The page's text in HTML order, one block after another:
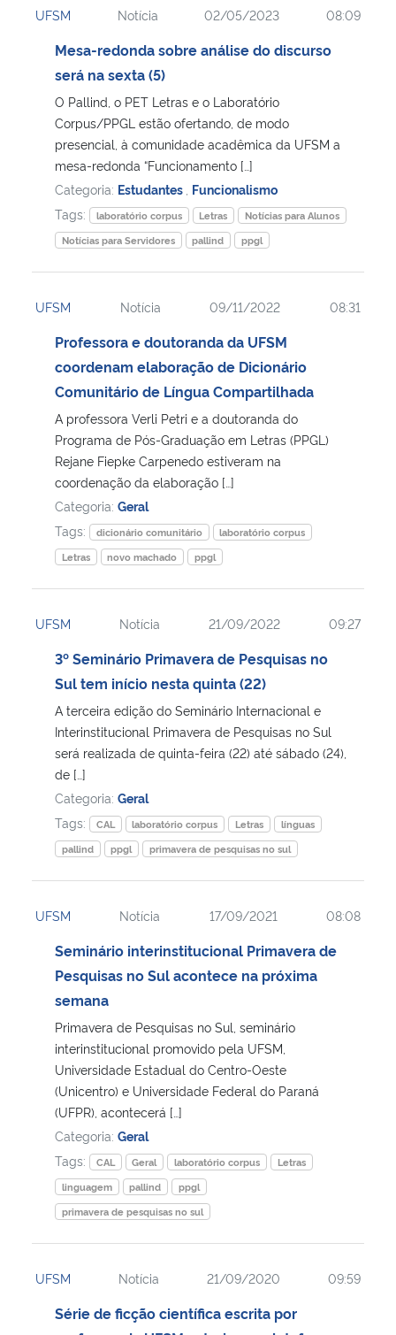
Ministério da Cidadania
Ministério de Minas e Energia
Ministério da Ciência, Tecnologia, Inovações e Comunicações
Ministério do Meio Ambiente
Ministério do Turismo
Controladoria-Geral da União
Ministério da Mulher, da Família e dos Direitos Humanos
Secretaria-Geral
Secretaria de Governo
Gabinete de Segurança Institucional
Banco Central do Brasil
UFSM Notícia 02/05/2023 08:09
Mesa-redonda sobre análise do discurso
será na sexta (5)
O Pallind, o PET Letras e o Laboratório
Corpus/PPGL estão ofertando, de modo
presencial, à comunidade acadêmica da UFSM a
mesa-redonda “Funcionamento […]
Categoria: Estudantes Funcionalismo
Tags:
laboratório corpus Letras
Notícias para Alunos
Notícias para Servidores
pallind ppgl
UFSM Notícia 09/11/2022 08:31
Professora e doutoranda da UFSM
coordenam elaboração de Dicionário
Comunitário de Língua Compartilhada
A professora Verli Petri e a doutoranda do
Programa de Pós-Graduação em Letras (PPGL)
Rejane Fiepke Carpenedo estiveram na
coordenação da elaboração […]
Categoria: Geral
Tags:
dicionário comunitário
laboratório corpus
Letras
novo machado ppgl
UFSM Notícia 21/09/2022 09:27
3º Seminário Primavera de Pesquisas no
Sul tem início nesta quinta (22)
A terceira edição do Seminário Internacional e
Interinstitucional Primavera de Pesquisas no Sul
será realizada de quinta-feira (22) até sábado (24),
de […]
Categoria: Geral
Tags:
CAL laboratório corpus Letras
línguas
pallind
ppgl primavera de pesquisas no sul
UFSM Notícia 17/09/2021 08:08
Seminário interinstitucional Primavera de
Pesquisas no Sul acontece na próxima
semana
Primavera de Pesquisas no Sul, seminário
interinstitucional promovido pela UFSM,
Universidade Estadual do Centro-Oeste
(Unicentro) e Universidade Federal do Paraná
(UFPR), acontecerá […]
Categoria: Geral
Tags:
CAL Geral laboratório corpus
Letras
linguagem
pallind
ppgl
primavera de pesquisas no sul
UFSM Notícia 21/09/2020 09:59
Série de ficção científica escrita por